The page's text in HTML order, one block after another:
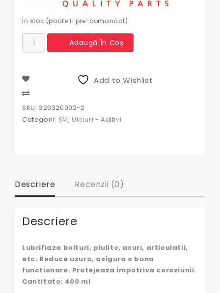
În stoc (poate fi pre-comandat)
Cantitate
Sprai
Adaugă În Coș
Add to Wishlist
SKU: 320320002-2
Categorii: SM, Uleiuri - Aditivi
Descriere Recenzii (0)
Descriere
Lubrifiaza bolturi, piulite, axuri, articulatii,
etc. Reduce uzura, asigura o buna
functionare. Protejeaza impotriva coroziunii.
Cantitate: 400 ml